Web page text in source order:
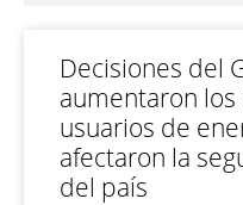
Decisiones del
aumentaron
usuarios de
afectaron la
del país